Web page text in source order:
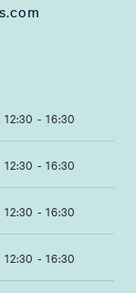
12:30 - 16:30
12:30 - 16:30
12:30 - 16:30
12:30 - 16:30